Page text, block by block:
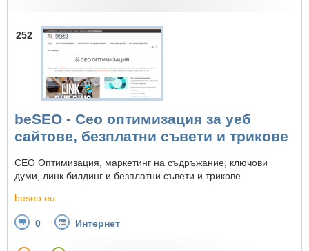
252
beSEO - Сео оптимизация за уеб
сайтове, безплатни съвети и трикове
СЕО Оптимизация, маркетинг на съдръжание, ключови
думи, линк билдинг и безплатни съвети и трикове.
beseo.eu
0 Интернет